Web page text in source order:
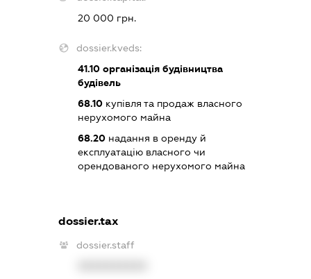
20 000 грн.
dossier.kveds:
41.10 організація будівництва
будівель
68.10 купівля та продаж власного
нерухомого майна
68.20 надання в оренду й
експлуатацію власного чи
орендованого нерухомого майна
dossier.tax
dossier.staff